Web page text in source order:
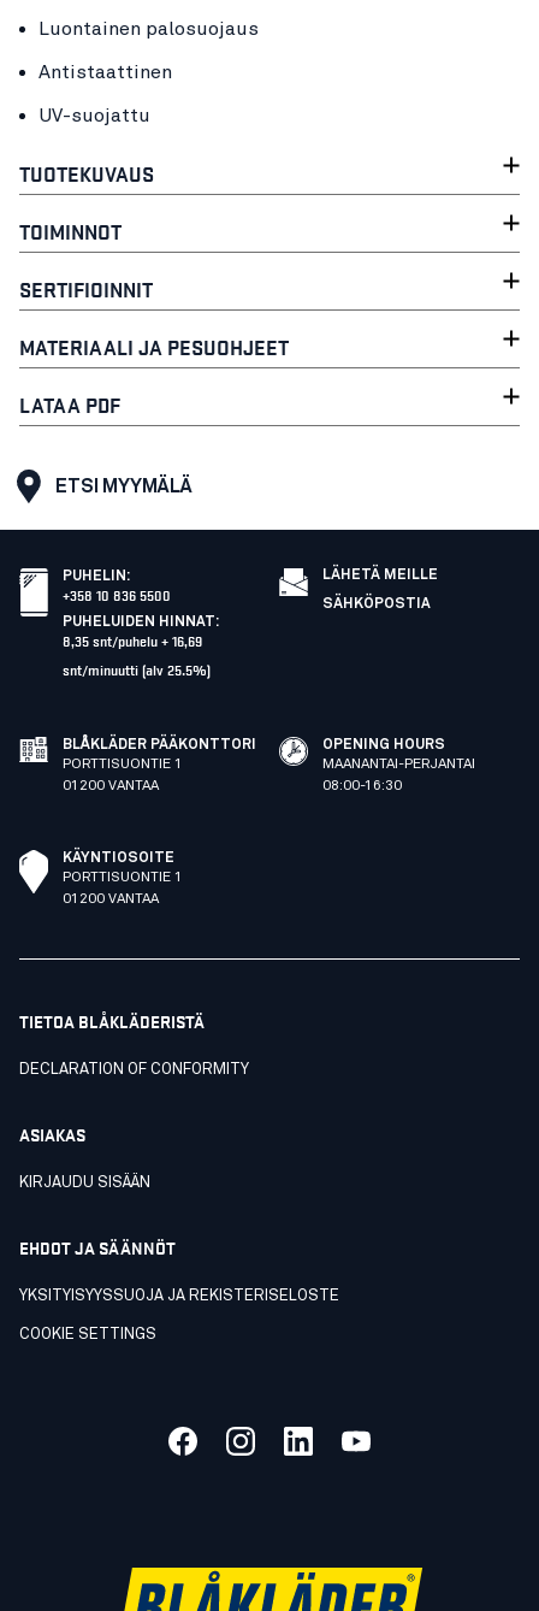
Luontainen palosuojaus
Antistaattinen
UV-suojattu
TUOTEKUVAUS
TOIMINNOT
SERTIFIOINNIT
MATERIAALI JA PESUOHJEET
LATAA PDF
ETSI MYYMÄLÄ
PUHELIN :
+358 10 836 5500
PUHELUIDEN HINNAT:
8,35 snt/puhelu + 16,69
snt/minuutti (alv 25.5%)
LÄHETÄ MEILLE
SÄHKÖPOSTIA
BLÅKLÄDER PÄÄKONTTORI
PORTTISUONTIE 1
01200 VANTAA
OPENING HOURS
MAANANTAI-PERJANTAI
08:00-16:30
KÄYNTIOSOITE
PORTTISUONTIE 1
01200 VANTAA
TIETOA BLÅKLÄDERISTÄ
DECLARATION OF CONFORMITY
ASIAKAS
KIRJAUDU SISÄÄN
EHDOT JA SÄÄNNÖT
YKSITYISYYSSUOJA JA REKISTERISELOSTE
COOKIE SETTINGS